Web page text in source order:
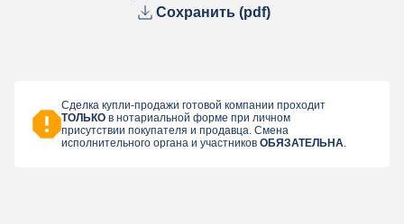
Сохранить (pdf)
Сделка купли-продажи готовой компании проходит
ТОЛЬКО в нотариальной форме при личном
присутствии покупателя и продавца. Смена
исполнительного органа и участников ОБЯЗАТЕЛЬНА.